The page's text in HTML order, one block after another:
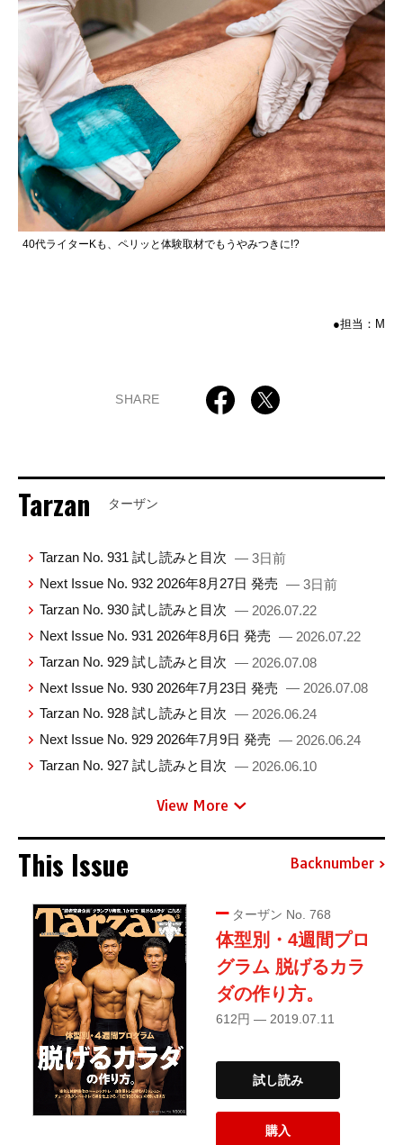
40代ライターKも、ペリッと体験取材でもうやみつきに!?
●担当：M
SHARE
Tarzan ターザン
Tarzan No. 931 試し読みと目次 — 3日前
Next Issue No. 932 2026年8月27日 発売 — 3日前
Tarzan No. 930 試し読みと目次 — 2026.07.22
Next Issue No. 931 2026年8月6日 発売 — 2026.07.22
Tarzan No. 929 試し読みと目次 — 2026.07.08
Next Issue No. 930 2026年7月23日 発売 — 2026.07.08
Tarzan No. 928 試し読みと目次 — 2026.06.24
Next Issue No. 929 2026年7月9日 発売 — 2026.06.24
Tarzan No. 927 試し読みと目次 — 2026.06.10
View More
This Issue Backnumber
ターザン No. 768
体型別・4週間プロ
グラム 脱げるカラ
ダの作り方。
612円 — 2019.07.11
試し読み
購入